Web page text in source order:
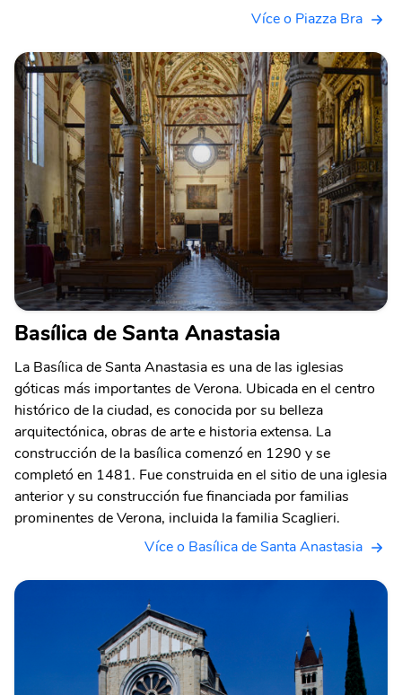
Více o Piazza Bra
Basílica de Santa Anastasia
La Basílica de Santa Anastasia es una de las iglesias
góticas más importantes de Verona. Ubicada en el centro
histórico de la ciudad, es conocida por su belleza
arquitectónica, obras de arte e historia extensa. La
construcción de la basílica comenzó en 1290 y se
completó en 1481. Fue construida en el sitio de una iglesia
anterior y su construcción fue financiada por familias
prominentes de Verona, incluida la familia Scaglieri.
Více o Basílica de Santa Anastasia